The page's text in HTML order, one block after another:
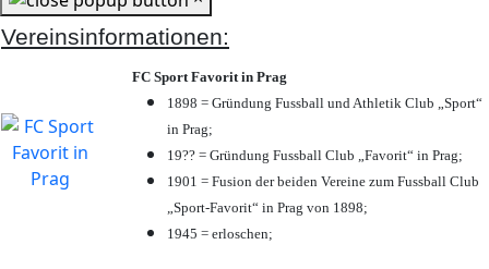
Vereinsinformationen:
FC Sport Favorit in Prag
1898 = Gründung Fussball und Athletik Club „Sport“
in Prag;
19?? = Gründung Fussball Club „Favorit“ in Prag;
1901 = Fusion der beiden Vereine zum Fussball Club
„Sport-Favorit“ in Prag von 1898;
1945 = erloschen;